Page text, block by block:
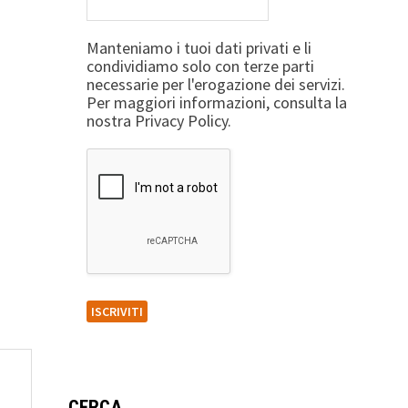
Manteniamo i tuoi dati privati e li
condividiamo solo con terze parti
necessarie per l'erogazione dei servizi.
Per maggiori informazioni, consulta la
nostra Privacy Policy.